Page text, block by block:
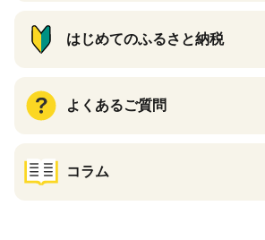
はじめてのふるさと納税
よくあるご質問
コラム